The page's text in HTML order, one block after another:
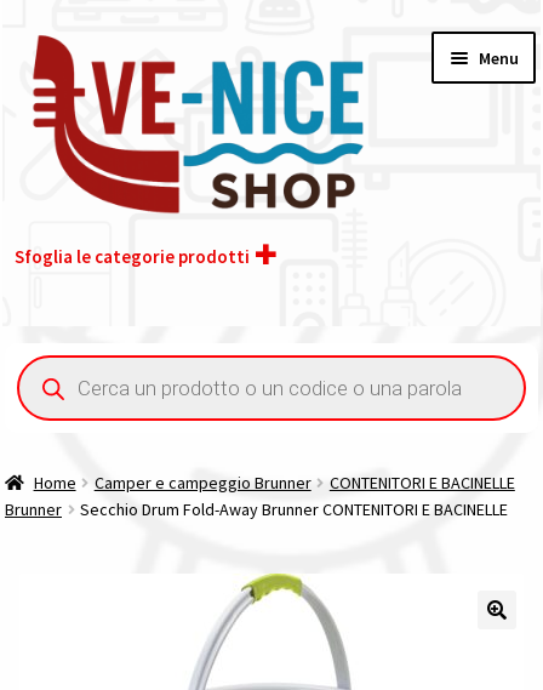
alla
navigazione
contenuto
Menu
Sfoglia le categorie prodotti
Acquisto iva 4% (agevolata)
Contatti
Ricerca
prodotti
Home Camper e campeggio Brunner
CONTENITORI E BACINELLE
Brunner
Secchio Drum Fold-Away Brunner CONTENITORI E BACINELLE